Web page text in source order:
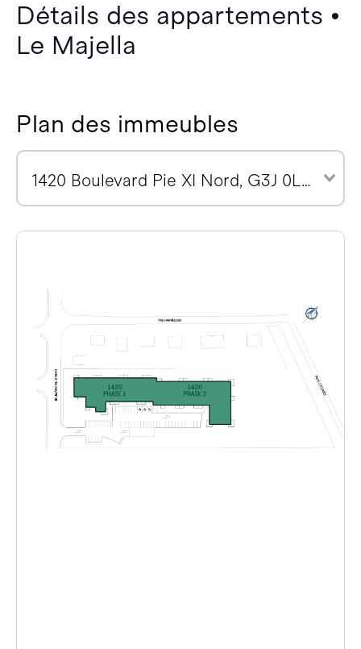
Détails des appartements •
Le Majella
Plan des immeubles
1420 Boulevard Pie XI Nord, G3J 0L6 (1)